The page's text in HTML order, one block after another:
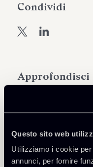
Questo sito web
Utilizziamo i cookie
annunci, per fornire
Approfondisci
Scarica
Condividi